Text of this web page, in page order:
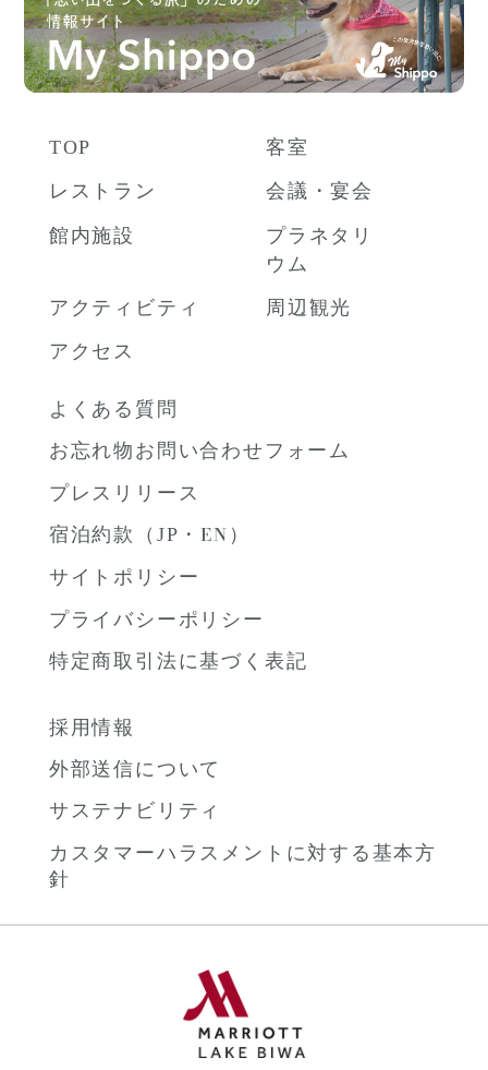
TOP 客室
レストラン 会議・宴会
館内施設
プラネタリ
ウム
アクティビティ 周辺観光
アクセス
よくある質問
お忘れ物お問い合わせフォーム
プレスリリース
宿泊約款（ JP ・EN ）
サイトポリシー
プライバシーポリシー
特定商取引法に基づく表記
採用情報
外部送信について
サステナビリティ
カスタマーハラスメントに対する基本方
針